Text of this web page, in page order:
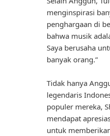
menginspirasi
penghargaan di
bahwa musik
Saya berusaha
banyak orang.”
Tidak hanya
legendaris
populer mereka,
mendapat
untuk